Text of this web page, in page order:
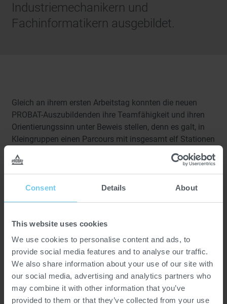
Consent Details About
This website uses cookies
We use cookies to personalise content and ads, to
provide social media features and to analyse our traffic.
We also share information about your use of our site with
our social media, advertising and analytics partners who
may combine it with other information that you’ve
provided to them or that they’ve collected from your use
Industriemechanikern und
Fachinformatikern ausgebildet.
Gleich an ihrem ersten Arbeitstag konnten die neuen
PROBAT-Auszubildenden ihre Teamfähigkeit und ihren
Orientierungssinn unter Beweis stellen, denn es galt, in
Kleingruppen einen Parcours mit insgesamt elf Stationen
bestimmten Zeit zu durchlaufen. Ziel dieser
Schnitzeljagd war neben der Lösung der einzelnen
Aufgaben und der damit verbundenen
Wissensvermittlung rund um die für die Auszubildenden
Kennenlernen des Betriebsgeländes. So war die Auswahl
der Stationen des Parcours nicht zufällig, sondern
orientierte sich an der Verteilung der für die jungen
Neuzugänge wichtigen Unternehmensbereiche: Von der
Verwaltung über die Produktion bis hin zum
Auslieferungslager ging es einmal quer über das
gesamte Areal. Am Ende wartete auf alle